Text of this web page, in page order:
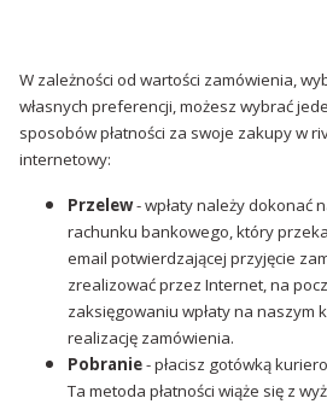
W zależności od wartości zamówienia,
własnych preferencji, możesz wybrać
sposobów płatności za swoje zakupy w
internetowy:
Przelew- wpłaty należy dokonać
rachunku bankowego, który
email potwierdzającej przyjęcie
zrealizować przez Internet, na
zaksięgowaniu wpłaty na naszym
realizację zamówienia.
Pobranie- płacisz gotówką
Ta metoda płatności wiąże się z